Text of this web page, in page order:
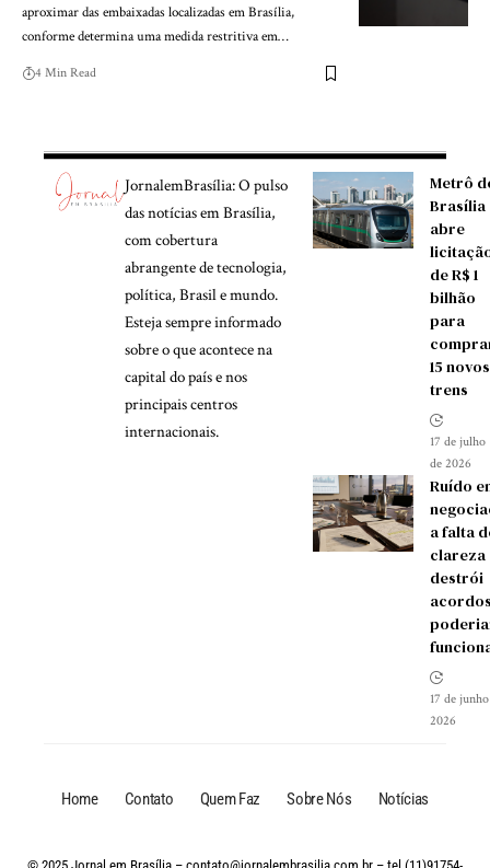
aproximar das embaixadas localizadas em Brasília,
conforme determina uma medida restritiva em…
4 Min Read
JornalemBrasília: O pulso
das notícias em Brasília,
com cobertura
abrangente de tecnologia,
política, Brasil e mundo.
Esteja sempre informado
sobre o que acontece na
capital do país e nos
principais centros
internacionais.
Metrô
Brasília
abre
de R$ 1
bilhão
para
15 novos
trens
17 de julho
de 2026
Ruído
a falta
clareza
destrói
17 de
2026
Home Contato Quem Faz Sobre Nós Notícias